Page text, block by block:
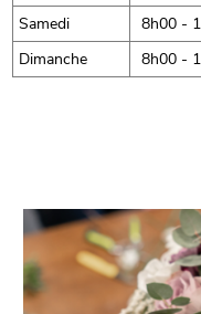
Samedi 8h00 -
Dimanche
8h00 -